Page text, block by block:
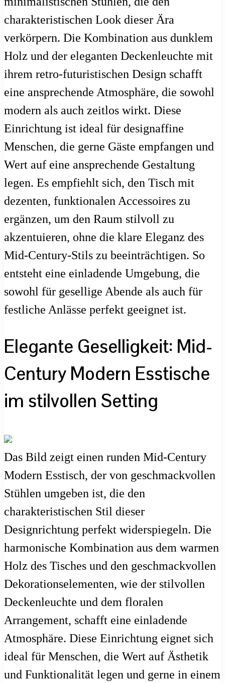
charakteristischen Look dieser Ära
verkörpern. Die Kombination aus dunklem
Holz und der eleganten Deckenleuchte mit
ihrem retro-futuristischen Design schafft
eine ansprechende Atmosphäre, die sowohl
modern als auch zeitlos wirkt. Diese
Einrichtung ist ideal für designaffine
Menschen, die gerne Gäste empfangen und
Wert auf eine ansprechende Gestaltung
legen. Es empfiehlt sich, den Tisch mit
dezenten, funktionalen Accessoires zu
ergänzen, um den Raum stilvoll zu
akzentuieren, ohne die klare Eleganz des
Mid-Century-Stils zu beeinträchtigen. So
entsteht eine einladende Umgebung, die
sowohl für gesellige Abende als auch für
festliche Anlässe perfekt geeignet ist.
Elegante Geselligkeit: Mid-
Century Modern Esstische
im stilvollen Setting
Das Bild zeigt einen runden Mid-Century
Modern Esstisch, der von geschmackvollen
Stühlen umgeben ist, die den
charakteristischen Stil dieser
Designrichtung perfekt widerspiegeln. Die
harmonische Kombination aus dem warmen
Holz des Tisches und den geschmackvollen
Dekorationselementen, wie der stilvollen
Deckenleuchte und dem floralen
Arrangement, schafft eine einladende
Atmosphäre. Diese Einrichtung eignet sich
ideal für Menschen, die Wert auf Ästhetik
und Funktionalität legen und gerne in einem